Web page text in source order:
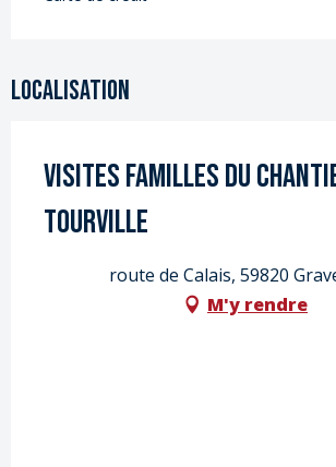
Localisation
Visites Familles du
Tourville
route de Calais, 59820
M'y rendre